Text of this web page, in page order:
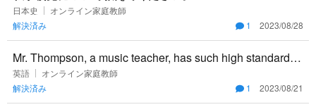
日本史
オンライン家庭教師
解決済み
1 2023/08/28
Mr. Thompson, a music teacher, has such high standards,
that
英語
オンライン家庭教師
解決済み
1 2023/08/21